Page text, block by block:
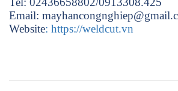
Email:
Website: https://weldcut.vn